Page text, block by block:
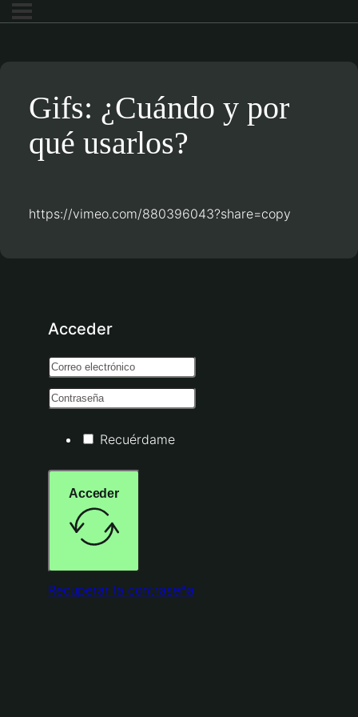
Gifs: ¿Cuándo y por
qué usarlos?
https://vimeo.com/880396043?share=copy
Acceder
Recuérdame
Acceder
Recuperar la contraseña